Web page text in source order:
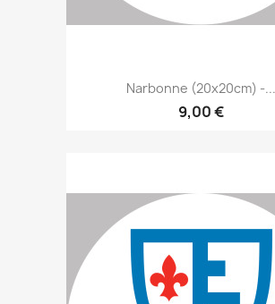
Narbonne (20x20cm) -...
9,00 €